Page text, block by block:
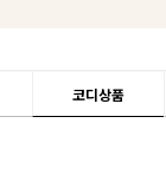
코디상품